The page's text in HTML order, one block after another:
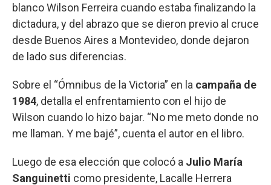
blanco Wilson Ferreira cuando estaba finalizando la
dictadura, y del abrazo que se dieron previo al cruce
desde Buenos Aires a Montevideo, donde dejaron
de lado sus diferencias.
Sobre el “Ómnibus de la Victoria” en la campaña de
1984, detalla el enfrentamiento con el hijo de
Wilson cuando lo hizo bajar. “No me meto donde no
me llaman. Y me bajé”, cuenta el autor en el libro.
Luego de esa elección que colocó a Julio María
Sanguinetti como presidente, Lacalle Herrera